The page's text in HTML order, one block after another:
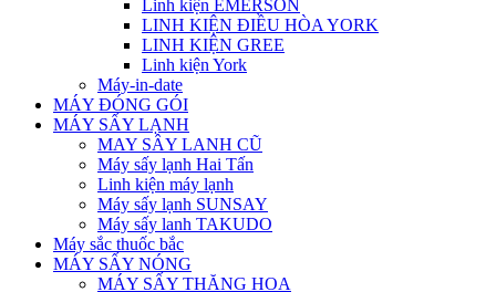
Linh kiện EMERSON
LINH KIỆN ĐIỀU HÒA YORK
LINH KIỆN GREE
Linh kiện York
Máy-in-date
MÁY ĐÓNG GÓI
MÁY SẤY LẠNH
MAY SÂY LANH CŨ
Máy sấy lạnh Hai Tấn
Linh kiện máy lạnh
Máy sấy lạnh SUNSAY
Máy sấy lanh TAKUDO
Máy sắc thuốc bắc
MÁY SẤY NÓNG
MÁY SẤY THĂNG HOA